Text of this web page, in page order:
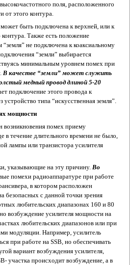
поля, расположенного
от этого контура.
может быть подключена к верхней, или к
Также есть положение
“земля” не подключена к коаксиальному
“земли” выбирается
минимальным уровнем помех при
В качестве “земли” может служить
медный провод длиной 5-20
подключение этого провода к
типа “искусственная земля”.
мощности
помех приему
в течение длительного времени не было,
лампы или транзистора усилителя
указывающие на эту причину. Во
помехи радиоаппаратуре при работе
в котором расположен
безопасных с данной точки зрения
любительских диапазонах 160 и 80
возбуждение усилителя мощности на
любительских диапазонов или при
модуляции. Например, усилитель
при работе на SSB, но обеспечивать
вариант возбуждения усилителя,
участка происходит возбуждение, а в